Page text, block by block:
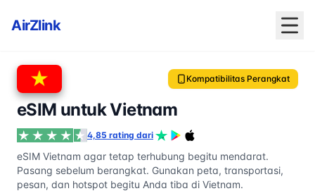
AirZlink
Kompatibilitas Perangkat
eSIM untuk Vietnam
4,85 rating dari
eSIM Vietnam agar tetap terhubung begitu mendarat.
Pasang sebelum berangkat. Gunakan peta, transportasi,
pesan, dan hotspot begitu Anda tiba di Vietnam.